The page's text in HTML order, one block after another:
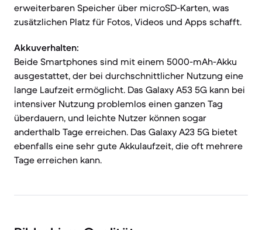
erweiterbaren Speicher über microSD-Karten, was
zusätzlichen Platz für Fotos, Videos und Apps schafft.
Akkuverhalten:
Beide Smartphones sind mit einem 5000-mAh-Akku
ausgestattet, der bei durchschnittlicher Nutzung eine
lange Laufzeit ermöglicht. Das Galaxy A53 5G kann bei
intensiver Nutzung problemlos einen ganzen Tag
überdauern, und leichte Nutzer können sogar
anderthalb Tage erreichen. Das Galaxy A23 5G bietet
ebenfalls eine sehr gute Akkulaufzeit, die oft mehrere
Tage erreichen kann.